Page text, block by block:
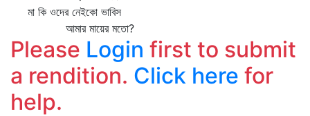
মা কি ওদের নেইকো ভাবিস
আমার মায়ের মতো?
Please Login first to submit
a rendition. Click here for
help.